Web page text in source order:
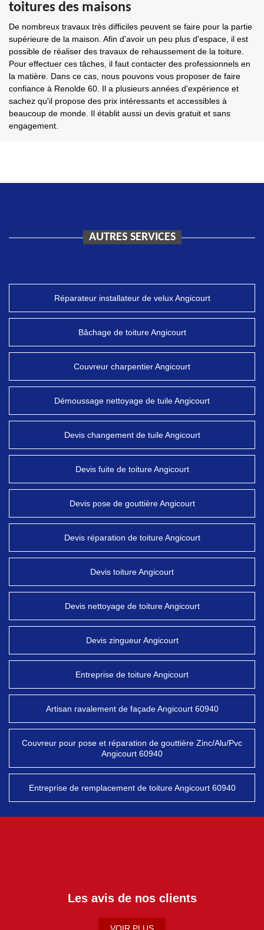
toitures des maisons
De nombreux travaux très difficiles peuvent se faire pour la partie
supérieure de la maison. Afin d'avoir un peu plus d'espace, il est
possible de réaliser des travaux de rehaussement de la toiture.
Pour effectuer ces tâches, il faut contacter des professionnels en
la matière. Dans ce cas, nous pouvons vous proposer de faire
confiance à Renolde 60. Il a plusieurs années d'expérience et
sachez qu'il propose des prix intéressants et accessibles à
beaucoup de monde. Il établit aussi un devis gratuit et sans
engagement.
AUTRES SERVICES
Réparateur installateur de velux Angicourt
Bâchage de toiture Angicourt
Couvreur charpentier Angicourt
Démoussage nettoyage de tuile Angicourt
Devis changement de tuile Angicourt
Devis fuite de toiture Angicourt
Devis pose de gouttière Angicourt
Devis réparation de toiture Angicourt
Devis toiture Angicourt
Devis nettoyage de toiture Angicourt
Devis zingueur Angicourt
Entreprise de toiture Angicourt
Artisan ravalement de façade Angicourt 60940
Couvreur pour pose et réparation de gouttière Zinc/Alu/Pvc
Angicourt 60940
Entreprise de remplacement de toiture Angicourt 60940
Les avis de nos clients